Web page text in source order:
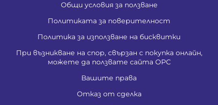
Общи условия за ползване
Политиката за поверителност
Политика за използване на бисквитки
При възникване на спор, свързан с покупка онлайн,
можете да ползвате сайта ОРС
Вашите права
Отказ от сделка